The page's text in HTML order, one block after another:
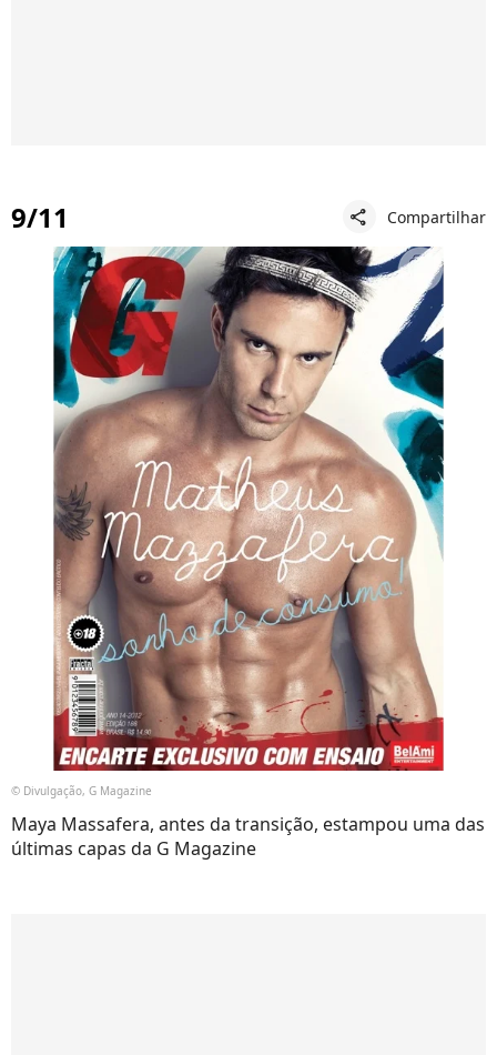
9/11 share Compartilhar
© Divulgação, G Magazine
Maya Massafera, antes da transição, estampou uma das
últimas capas da G Magazine